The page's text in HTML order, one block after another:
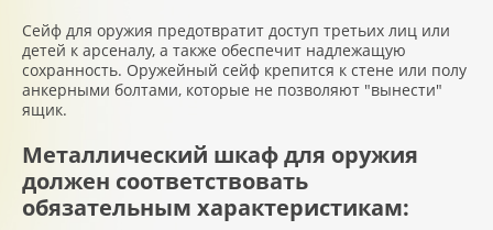
Сейф для оружия предотвратит доступ третьих лиц или
детей к арсеналу, а также обеспечит надлежащую
сохранность. Оружейный сейф крепится к стене или полу
анкерными болтами, которые не позволяют "вынести"
ящик.
Металлический шкаф для оружия
должен соответствовать
обязательным характеристикам: